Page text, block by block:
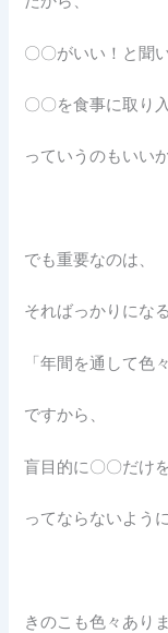
〇〇がいい！と聞
〇〇を食事に取り
っていうのもいい
でも重要なのは、
そればっかりにな
「年間を通して色
ですから、
盲目的に〇〇だけ
ってならないように
きのこも色々あり